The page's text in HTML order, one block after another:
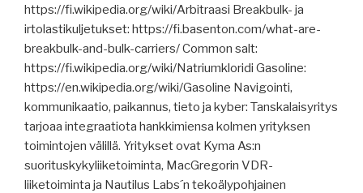
merellä
–
alus
hylätty.”
puhdistus,
apinarokko,
odottanut
kolme
oikeudenkäyntiä,
lentotukialus
https://fi.wikipedia.org/wiki/Arbitraasi Breakbulk- ja
irtolastikuljetukset: https://fi.basenton.com/what-are-
breakbulk-and-bulk-carriers/ Common salt:
https://fi.wikipedia.org/wiki/Natriumkloridi Gasoline:
https://en.wikipedia.org/wiki/Gasoline Navigointi,
kommunikaatio, paikannus, tieto ja kyber: Tanskalaisyritys
tarjoaa integraatiota hankkimiensa kolmen yrityksen
toimintojen välillä. Yritykset ovat Kyma As:n
suorituskykyliiketoiminta, MacGregorin VDR-
liiketoiminta ja Nautilus Labs´n tekoälypohjainen